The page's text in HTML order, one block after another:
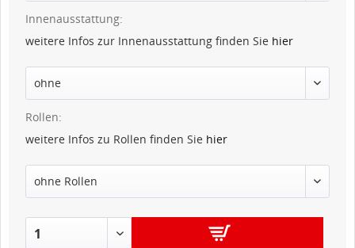
Innenausstattung:
weitere Infos zur Innenausstattung finden Sie hier
Rollen:
weitere Infos zu Rollen finden Sie hier
WARENKORB